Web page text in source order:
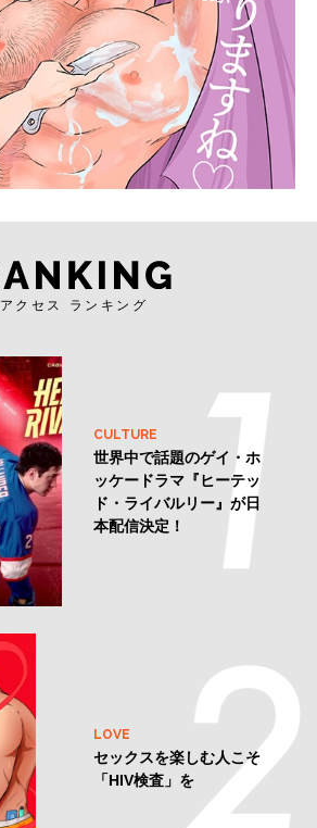
アクセス ランキング
CULTURE
世界中で話題のゲイ・ホ
ッケードラマ『ヒーテッ
ド・ライバルリー』が日
本配信決定！
LOVE
セックスを楽しむ人こそ
「HIV検査」を